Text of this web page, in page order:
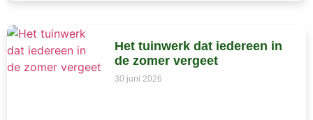
Het tuinwerk dat iedereen in
de zomer vergeet
30 juni 2026